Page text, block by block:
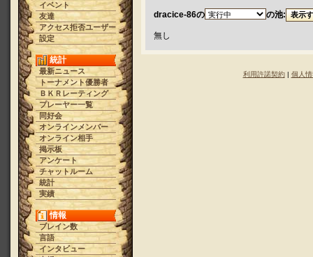
イベント
友達
アクセス拒否ユーザー
設定
統計
最新ニュース
トーナメント優勝者
ＢＫＲレーティング
プレーヤー一覧
同好会
オンラインメンバー
オンライン相手
掲示板
アンケート
チャットルーム
統計
実績
情報
ブレイン数
言語
インタビュー
dracice-86の の池:
無し
利用許諾契約| 個人